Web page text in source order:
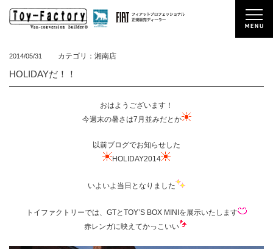
2014/05/31 カテゴリ：湘南店
HOLIDAYだ！！
おはようございます！
今週末の暑さは7月並みだとか
以前ブログでお知らせした
HOLIDAY2014
いよいよ当日となりました
トイファクトリーでは、GTとTOY’S BOX MINIを展示いたします
赤レンガに映えてかっこいい